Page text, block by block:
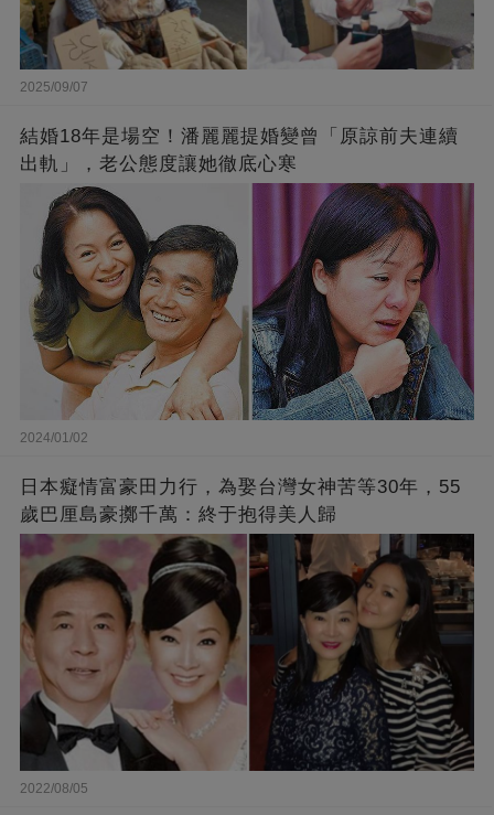
2025/09/07
結婚18年是場空！潘麗麗提婚變曾「原諒前夫連續
出軌」，老公態度讓她徹底心寒
2024/01/02
日本癡情富豪田力行，為娶台灣女神苦等30年，55
歲巴厘島豪擲千萬：終于抱得美人歸
2022/08/05